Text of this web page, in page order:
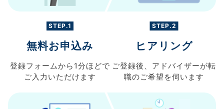
STEP.1
無料お申込み
登録フォームから 1分ほどで
ご入力 いただけます
STEP.2
ヒアリング
ご登録後、 アドバイザーが転
職のご希望を伺います